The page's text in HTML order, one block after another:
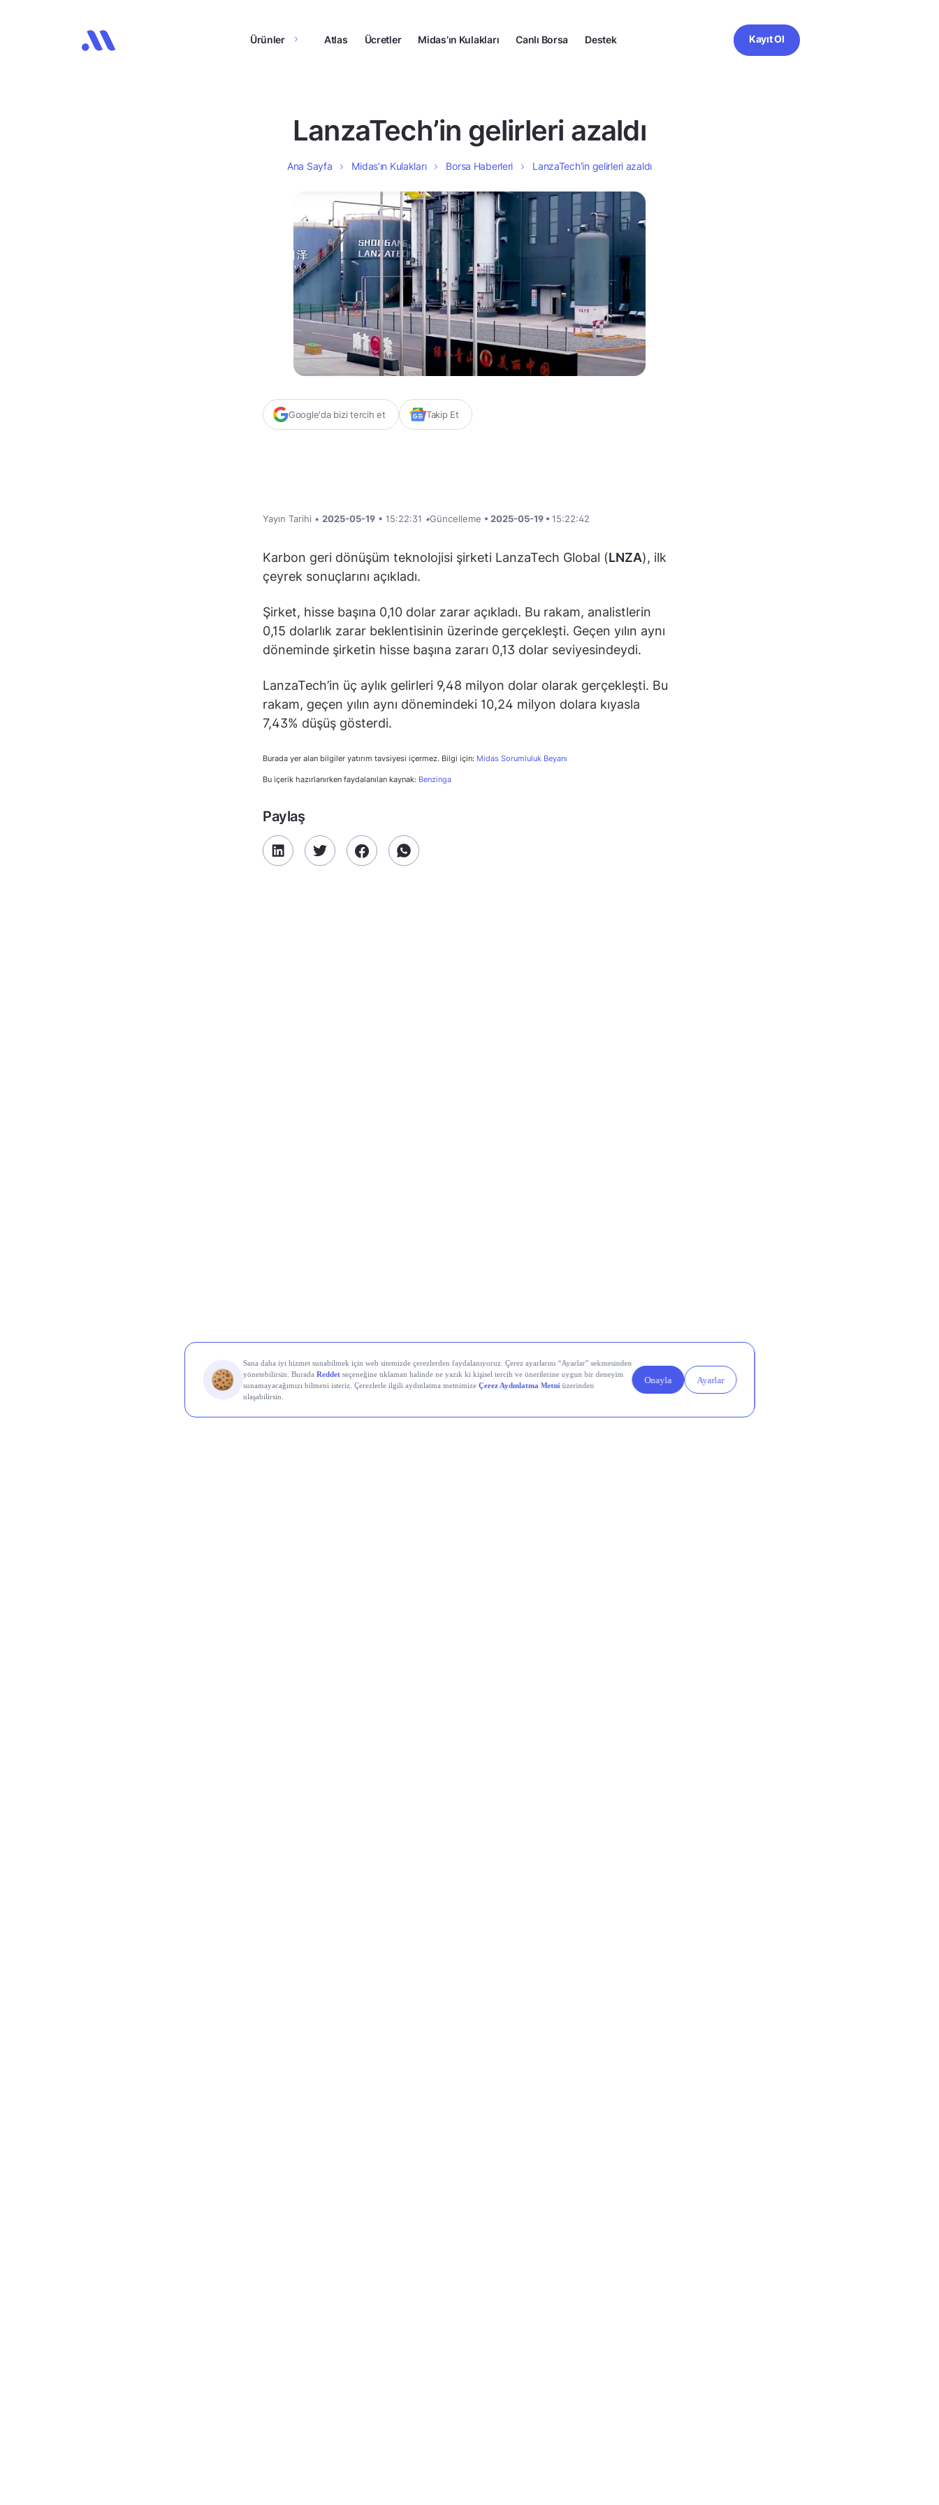
Ürünler Atlas Ücretler Midas’ın Kulakları Canlı Borsa Destek Kayıt Ol
LanzaTech’in gelirleri azaldı
Ana Sayfa Midas’ın Kulakları Borsa Haberleri LanzaTech’in gelirleri azaldı
Google'da bizi tercih et Takip Et
Yayın Tarihi • 2025-05-19 • 15:22:31 •Güncelleme • 2025-05-19 • 15:22:42
Karbon geri dönüşüm teknolojisi şirketi LanzaTech Global (LNZA), ilk
çeyrek sonuçlarını açıkladı.
Şirket, hisse başına 0,10 dolar zarar açıkladı. Bu rakam, analistlerin
0,15 dolarlık zarar beklentisinin üzerinde gerçekleşti. Geçen yılın aynı
döneminde şirketin hisse başına zararı 0,13 dolar seviyesindeydi.
LanzaTech’in üç aylık gelirleri 9,48 milyon dolar olarak gerçekleşti. Bu
rakam, geçen yılın aynı dönemindeki 10,24 milyon dolara kıyasla
7,43% düşüş gösterdi.
Burada yer alan bilgiler yatırım tavsiyesi içermez. Bilgi için: Midas Sorumluluk Beyanı
Bu içerik hazırlanırken faydalanılan kaynak: Benzinga
Paylaş